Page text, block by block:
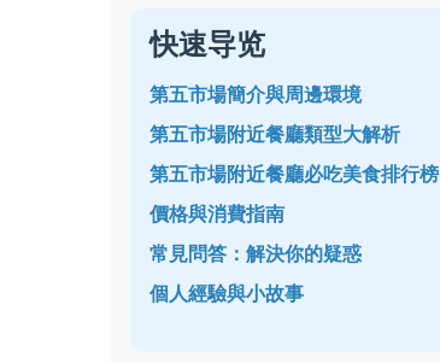
快速导览
第五市場簡介與周邊環境
第五市場附近餐廳類型大解析
第五市場附近餐廳必吃美食排行榜
價格與消費指南
常見問答：解決你的疑惑
個人經驗與小故事